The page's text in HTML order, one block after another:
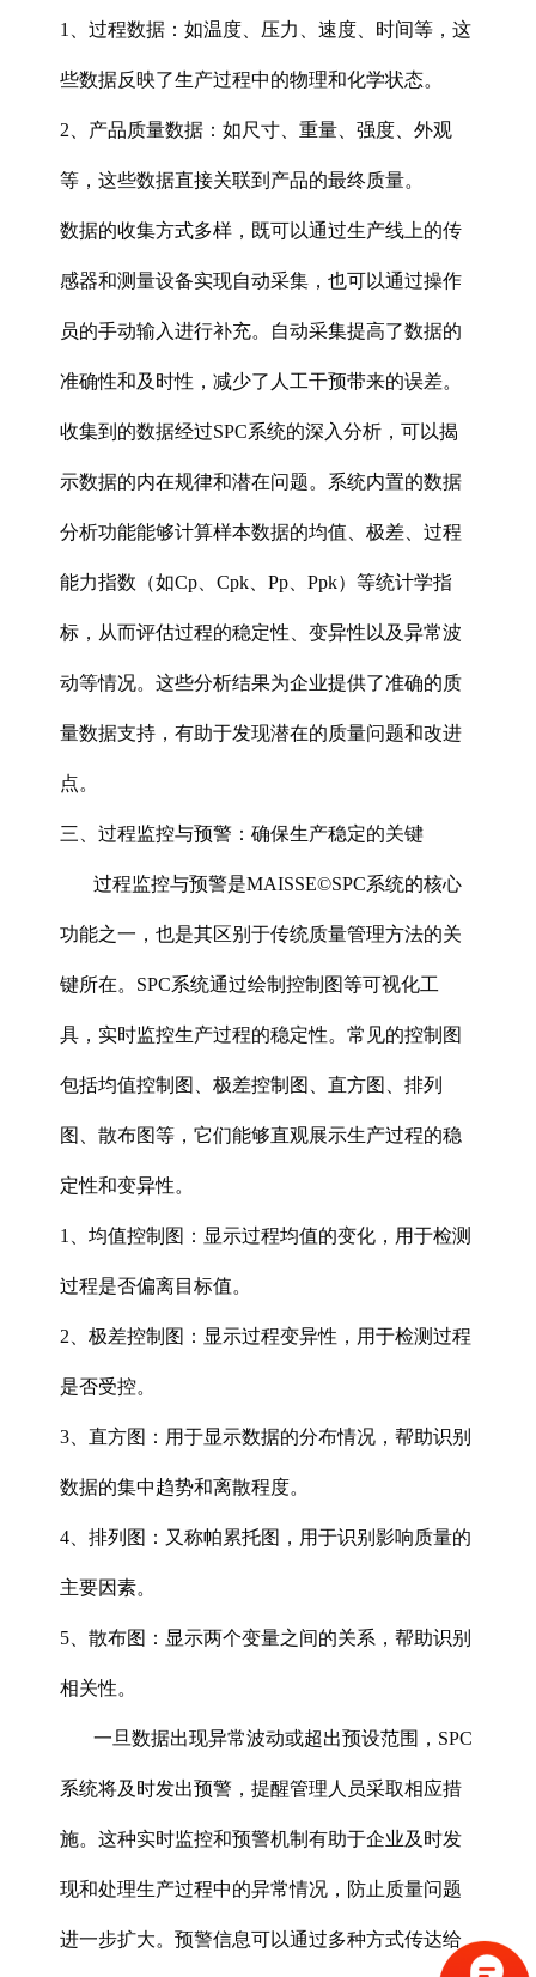
1、过程数据‌：如温度、压力、速度、时间等，这
些数据反映了生产过程中的物理和化学状态。
2、产品质量数据‌：如尺寸、重量、强度、外观
等，这些数据直接关联到产品的最终质量。
数据的收集方式多样，既可以通过生产线上的传
感器和测量设备实现自动采集，也可以通过操作
员的手动输入进行补充。自动采集提高了数据的
准确性和及时性，减少了人工干预带来的误差。
收集到的数据经过SPC系统的深入分析，可以揭
示数据的内在规律和潜在问题。系统内置的数据
分析功能能够计算样本数据的均值、极差、过程
能力指数（如Cp、Cpk、Pp、Ppk）等统计学指
标，从而评估过程的稳定性、变异性以及异常波
动等情况。这些分析结果为企业提供了准确的质
量数据支持，有助于发现潜在的质量问题和改进
点。
三、过程监控与预警：确保生产稳定的关键
过程监控与预警是MAISSE©SPC系统的核心
功能之一，也是其区别于传统质量管理方法的关
键所在。SPC系统通过绘制控制图等可视化工
具，实时监控生产过程的稳定性。常见的控制图
包括均值控制图、极差控制图、直方图、排列
图、散布图等，它们能够直观展示生产过程的稳
定性和变异性。
1、均值控制图‌：显示过程均值的变化，用于检测
过程是否偏离目标值。
2、极差控制图‌：显示过程变异性，用于检测过程
是否受控。
3、直方图‌：用于显示数据的分布情况，帮助识别
数据的集中趋势和离散程度。
4、排列图‌：又称帕累托图，用于识别影响质量的
主要因素。
5、散布图‌：显示两个变量之间的关系，帮助识别
相关性。
一旦数据出现异常波动或超出预设范围，SPC
系统将及时发出预警，提醒管理人员采取相应措
施。这种实时监控和预警机制有助于企业及时发
现和处理生产过程中的异常情况，防止质量问题
进一步扩大。预警信息可以通过多种方式传达给